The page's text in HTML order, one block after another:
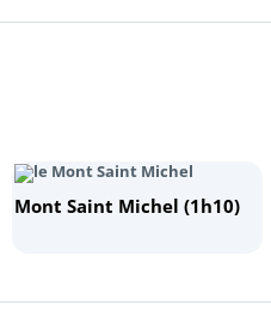
Mont Saint Michel (1h10)